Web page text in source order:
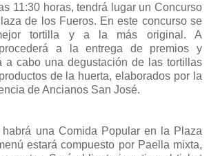
11:30 horas, tendrá lugar un Concurso
de los Fueros. En este concurso se
tortilla y a la más original. A
a la entrega de premios y
a cabo una degustación de las tortillas
de la huerta, elaborados por la
de Ancianos San José.
una Comida Popular en la Plaza
estará compuesto por Paella mixta,